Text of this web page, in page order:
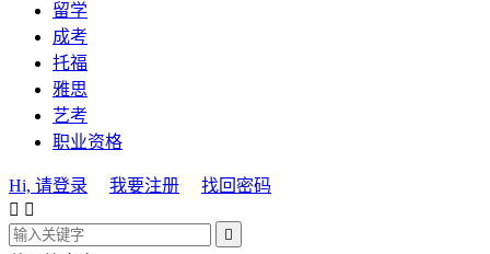
留学
成考
托福
雅思
艺考
职业资格
Hi, 请登录 我要注册
找回密码
 
